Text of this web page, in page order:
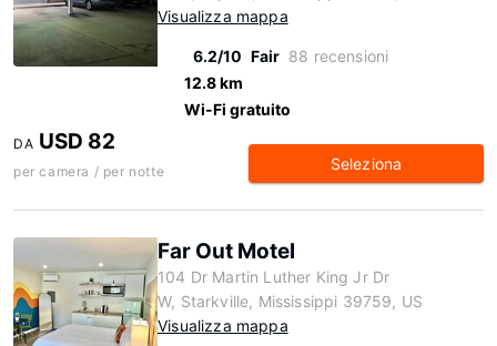
Visualizza mappa
6.2/10 Fair 88 recensioni
12.8 km
Wi-Fi gratuito
DA USD 82
per camera / per notte Seleziona
Far Out Motel
104 Dr Martin Luther King Jr Dr
W, Starkville, Mississippi 39759, US
Visualizza mappa